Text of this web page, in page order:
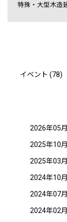
特殊・大型木造
イベント (78)
2026年05月
2025年10月
2025年03月
2024年10月
2024年07月
2024年02月